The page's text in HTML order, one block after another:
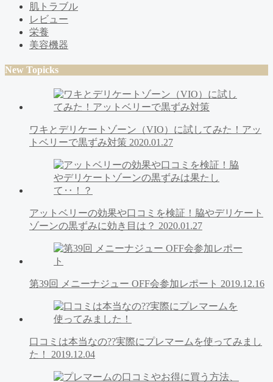
肌トラブル
レビュー
栄養
美容機器
New Topicks
ワキとデリケートゾーン（VIO）に試してみた！アッ
トベリーで黒ずみ対策 2020.01.27
アットベリーの効果や口コミを検証！脇やデリケート
ゾーンの黒ずみに効き目は？ 2020.01.27
第39回 メニーナジュー OFF会参加レポート 2019.12.16
口コミは本当なの??実際にプレマームを使ってみまし
た！ 2019.12.04